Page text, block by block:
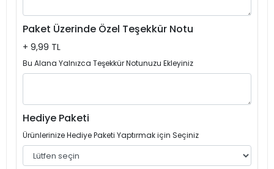
Paket Üzerinde Özel Teşekkür Notu
+ 9,99 TL
Bu Alana Yalnızca Teşekkür Notunuzu Ekleyiniz
Hediye Paketi
Ürünlerinize Hediye Paketi Yaptırmak için Seçiniz